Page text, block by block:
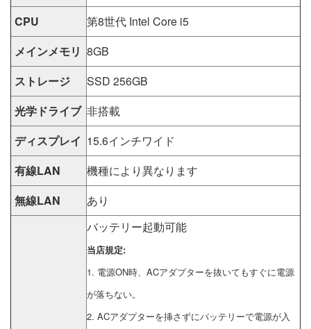
CPU
第8世代 Intel Core i5
メインメモリ 8GB
ストレージ
SSD 256GB
光学ドライブ 非搭載
ディスプレイ 15.6インチワイド
有線LAN
機種により異なります
無線LAN
あり
バッテリー起動可能
当店規定:
1. 電源ON時、ACアダプターを抜いてもすぐに電源
が落ちない。
2. ACアダプターを挿さずにバッテリーで電源が入